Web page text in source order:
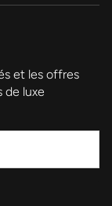
et les offres
de luxe